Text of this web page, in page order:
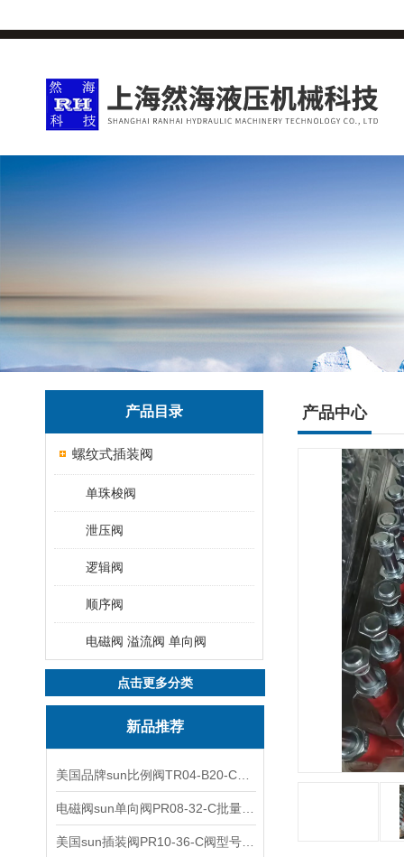
产品目录
螺纹式插装阀
单珠梭阀
泄压阀
逻辑阀
顺序阀
电磁阀 溢流阀 单向阀
点击更多分类
新品推荐
产品中心